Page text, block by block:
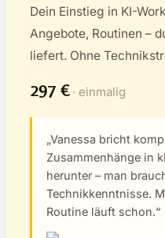
Dein Einstieg in KI-
Angebote, Routinen –
liefert. Ohne
297 € · einmalig
„Vanessa bricht
Zusammenhänge in
herunter – man
Technikkenntnisse.
Routine läuft schon.“